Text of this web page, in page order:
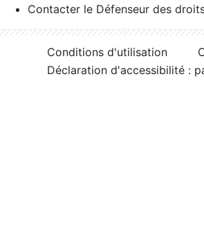
Contacter le Défenseur des
Conditions d'utilisation
Déclaration d'accessibilité :